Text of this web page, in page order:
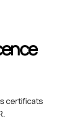
certificats